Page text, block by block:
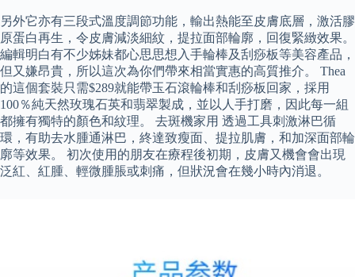
另外它亦有三段式溫度調節功能，輸出熱能至皮膚底層，激活膠
原蛋白再生，令皮膚減淡細紋，提拉面部輪廓，回復緊緻效果。
編輯明白有不少姊妹都心思思想入手輪棒及刮痧板等美容產品，
但又嫌昂貴，所以這次為你們帶來相當實惠的高質推介。 Thea
的這個套裝只需$289就能帶玉石滾輪棒和刮痧板回家，採用
100％純天然玫瑰石英和翡翠製成，並以人手打磨，因此每一組
都擁有獨特的顏色和紋理。 去斑機家用 透過工具刺激淋巴循
環，有助去水腫通淋巴，終達致瘦面、提拉肌膚，和加深面部輪
廓等效果。 初次使用的朋友在療程後初期，皮膚又機會會出現
泛紅、紅腫、輕微腫脹或刺痛，但狀況會在幾小時內消退。